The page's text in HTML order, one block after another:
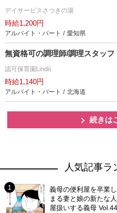
デイサービスさつきの湯
時給1,200円
アルバイト・パート / 愛知県
無資格可の調理師/調理スタッフ
認可保育園Lindo
時給1,140円
アルバイト・パート / 北海道
続きは
人気記事ラ
義母の便利屋を卒業
まる妻と娘の新たな
屋扱いする義母 Vol.44